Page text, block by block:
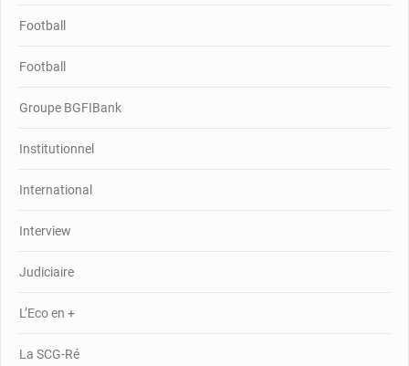
Football
Football
Groupe BGFIBank
Institutionnel
International
Interview
Judiciaire
L’Eco en +
La SCG-Ré